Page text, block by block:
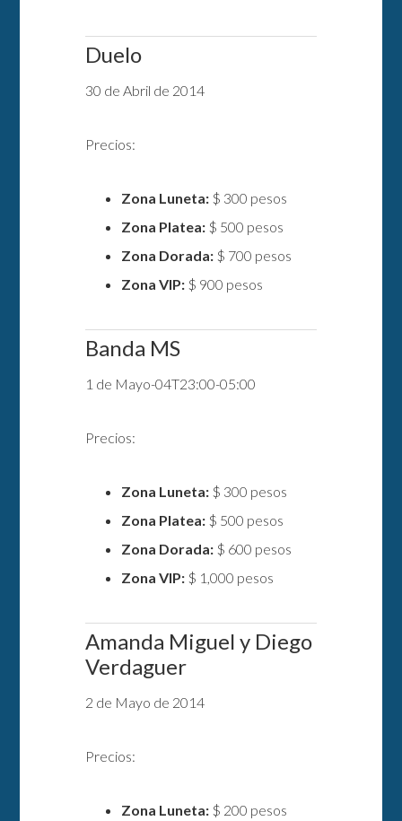
Duelo
30 de Abril de 2014
Precios:
Zona Luneta: $ 300 pesos
Zona Platea: $ 500 pesos
Zona Dorada: $ 700 pesos
Zona VIP: $ 900 pesos
Banda MS
1 de Mayo-04T23:00-05:00
Precios:
Zona Luneta: $ 300 pesos
Zona Platea: $ 500 pesos
Zona Dorada: $ 600 pesos
Zona VIP: $ 1,000 pesos
Amanda Miguel y Diego
Verdaguer
2 de Mayo de 2014
Precios:
Zona Luneta: $ 200 pesos